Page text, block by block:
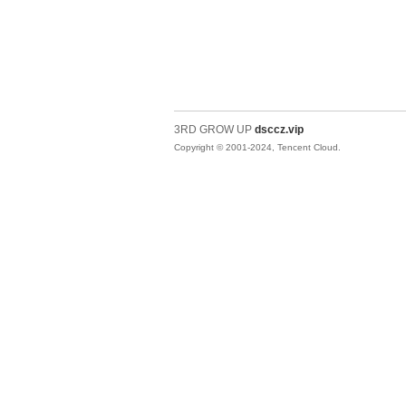
3RD GROW UP dsccz.vip
Copyright © 2001-2024, Tencent Cloud.